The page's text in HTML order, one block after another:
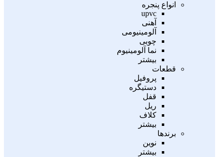
انواع پنجره
upvc
آهنی
آلومینیومی
چوبی
نما آلومینیوم
بیشتر
قطعات
پروفیل
دستیگره
قفل
ریل
کلاف
بیشتر
برندها
نوین
بیشتر